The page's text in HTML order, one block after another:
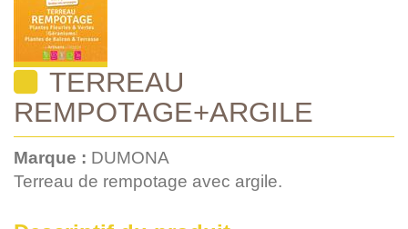
TERREAU
REMPOTAGE+ARGILE
Marque : DUMONA
Terreau de rempotage avec argile.